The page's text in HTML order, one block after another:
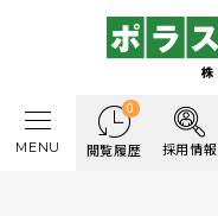
0
閲覧履歴 採用情報
MENU